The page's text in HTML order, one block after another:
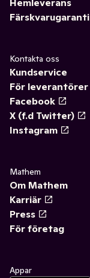
Färskvarugaranti
Kontakta oss
Kundservice
För leverantörer
Facebook
X (f.d Twitter)
Instagram
Mathem
Om Mathem
Karriär
Press
För företag
Appar